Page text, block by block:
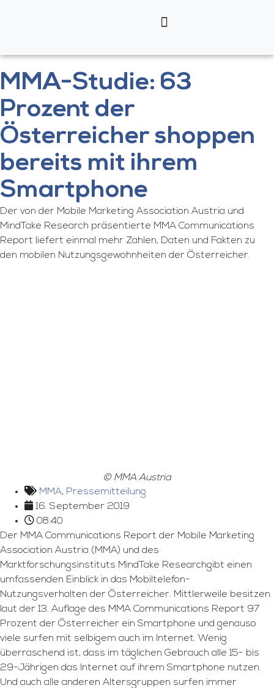
MMA-Studie: 63
Prozent der
Österreicher shoppen
bereits mit ihrem
Smartphone
Der von der Mobile Marketing Association Austria und
MindTake Research präsentierte MMA Communications
Report liefert einmal mehr Zahlen, Daten und Fakten zu
den mobilen Nutzungsgewohnheiten der Österreicher.
© MMA Austria
MMA, Pressemitteilung
16. September 2019
08:40
Der MMA Communications Report der Mobile Marketing
Association Austria (MMA) und des
Marktforschungsinstituts MindTake Researchgibt einen
umfassenden Einblick in das Mobiltelefon-
Nutzungsverhalten der Österreicher. Mittlerweile besitzen
laut der 13. Auflage des MMA Communications Report 97
Prozent der Österreicher ein Smartphone und genauso
viele surfen mit selbigem auch im Internet. Wenig
überraschend ist, dass im täglichen Gebrauch alle 15- bis
29-Jährigen das Internet auf ihrem Smartphone nutzen.
Und auch alle anderen Altersgruppen surfen immer